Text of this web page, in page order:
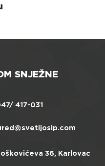
SNJEŽNE
417-031
36, Karlovac